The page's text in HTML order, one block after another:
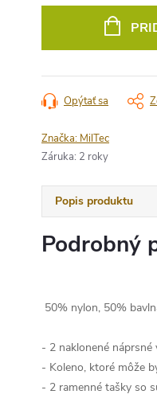
Opýtať sa
Značka: MilTec
Záruka: 2 roky
Popis produktu
Podrobný
50% nylon, 50%
- 2 naklonené
- Koleno, ktoré môže
- 2 ramenné tašky so